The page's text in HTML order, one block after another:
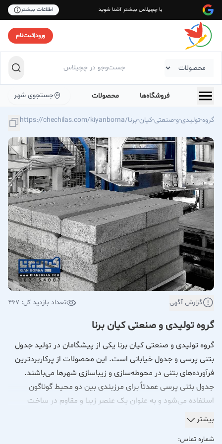
با چچیلاس بیشتر آشنا شوید اطلاعات بیشتر
ورود|ثبت‌نام
فروشگاه‌ها محصولات جستجوی شهر
https://chechilas.com/kiyanborna/گروه-تولیدی-و-صنعتی-کیان-برنا
گزارش آگهی تعداد بازدید کل: 467
گروه تولیدی و صنعتی کیان برنا
گروه تولیدی و صنعتی کیان برنا یکی از پیشگامان در تولید جدول
بتنی پرسی و جدول خیابانی است. این محصولات از پرکاربردترین
فرآورده‌های بتنی در محوطه‌سازی و زیباسازی شهرها می‌باشند.
جدول بتنی پرسی عمدتاً برای مرزبندی بین دو محیط گوناگون
استفاده می‌شود و به عنوان یک عنصر زیبا و مقاوم در ساخت
خیابان‌ها، پارک‌ها و فضاهای شهری به کار می‌رود.
بیشتر
شماره تماس: